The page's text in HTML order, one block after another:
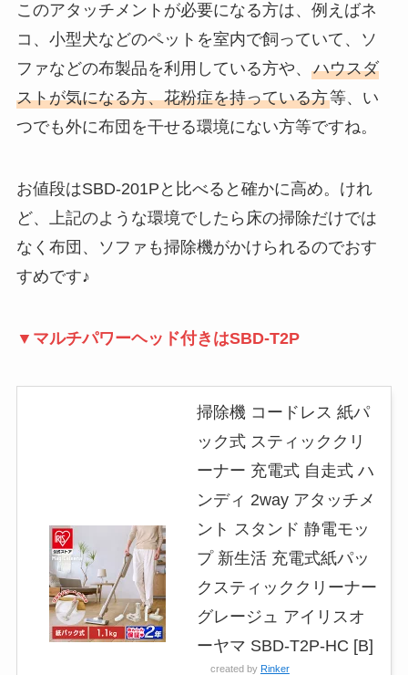
このアタッチメントが必要になる方は、例えばネ
コ、小型犬などのペットを室内で飼っていて、ソ
ファなどの布製品を利用している方や、 ハウスダ
ストが気になる方、花粉症を持っている方等、い
つでも外に布団を干せる環境にない方等ですね。
お値段はSBD-201Pと比べると確かに高め。けれ
ど、上記のような環境でしたら床の掃除だけでは
なく布団、ソファも掃除機がかけられるのでおす
すめです♪
▼マルチパワーヘッド付きはSBD-T2P
掃除機 コードレス 紙パ
ック式 スティッククリ
ーナー 充電式 自走式 ハ
ンディ 2way アタッチメ
ント スタンド 静電モッ
プ 新生活 充電式紙パッ
クスティッククリーナー
グレージュ アイリスオ
ーヤマ SBD-T2P-HC [B]
created by Rinker